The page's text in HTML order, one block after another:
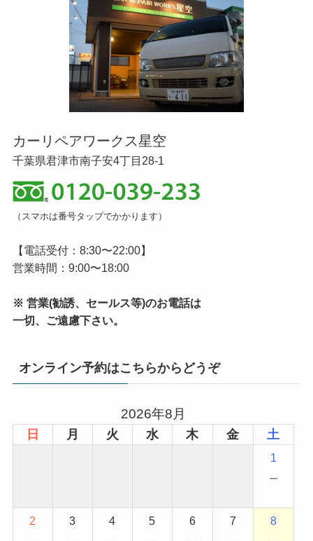
カーリペアワークス星空
千葉県君津市南子安4丁目28-1
（スマホは番号タップでかかります）
【電話受付：8:30〜22:00】
営業時間：9:00〜18:00
※ 営業(勧誘、セールス等)のお電話は
一切、ご遠慮下さい。
オンライン予約はこちらからどうぞ
2026年8月
日 月 火 水 木 金 土
1
−
2 3 4 5 6 7 8